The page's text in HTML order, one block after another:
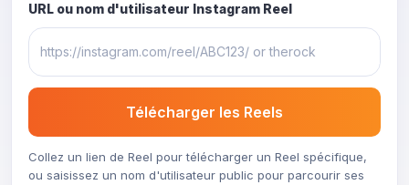
URL ou nom d'utilisateur Instagram Reel
Télécharger les Reels
Collez un lien de Reel pour télécharger un Reel spécifique,
ou saisissez un nom d'utilisateur public pour parcourir ses